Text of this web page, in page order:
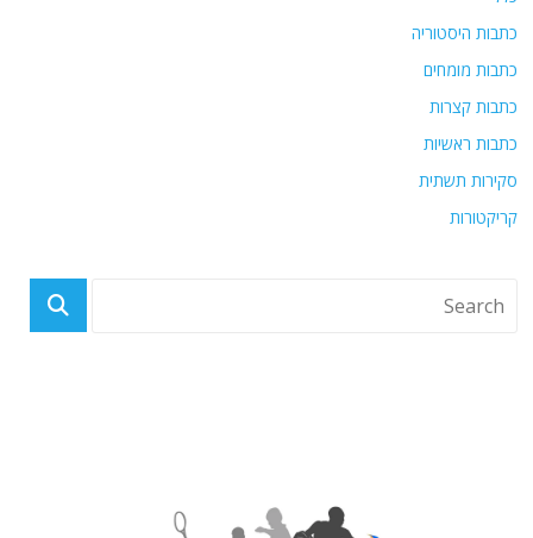
כתבות היסטוריה
כתבות מומחים
כתבות קצרות
כתבות ראשיות
סקירות תשתית
קריקטורות